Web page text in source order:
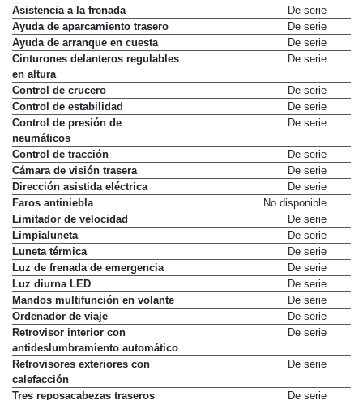
Antibloqueo de frenos (ABS)
De serie
Asistencia a la frenada
De serie
Ayuda de aparcamiento trasero
De serie
Ayuda de arranque en cuesta
De serie
Cinturones delanteros regulables
en altura
Control de crucero
De serie
Control de estabilidad
De serie
Control de presión de
neumáticos
Control de tracción
De serie
Cámara de visión trasera
De serie
Dirección asistida eléctrica
De serie
Faros antiniebla
No disponible
Limitador de velocidad
De serie
Limpialuneta
De serie
Luneta térmica
De serie
Luz de frenada de emergencia
De serie
Luz diurna LED
De serie
Mandos multifunción en volante
De serie
Ordenador de viaje
De serie
Retrovisor interior con
antideslumbramiento automático
Retrovisores exteriores con
calefacción